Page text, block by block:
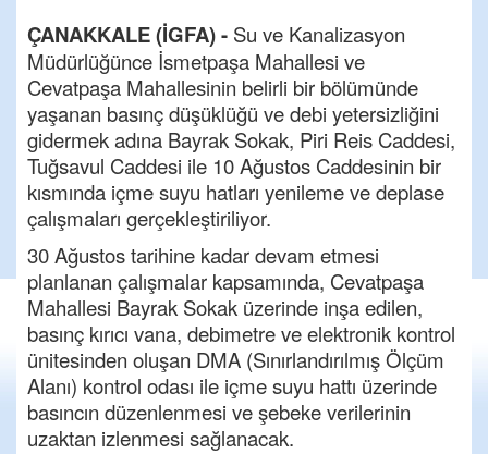
ÇANAKKALE (İGFA) - Su ve Kanalizasyon
Müdürlüğünce İsmetpaşa Mahallesi ve
Cevatpaşa Mahallesinin belirli bir bölümünde
yaşanan basınç düşüklüğü ve debi yetersizliğini
gidermek adına Bayrak Sokak, Piri Reis Caddesi,
Tuğsavul Caddesi ile 10 Ağustos Caddesinin bir
kısmında içme suyu hatları yenileme ve deplase
çalışmaları gerçekleştiriliyor.
30 Ağustos tarihine kadar devam etmesi
planlanan çalışmalar kapsamında, Cevatpaşa
Mahallesi Bayrak Sokak üzerinde inşa edilen,
basınç kırıcı vana, debimetre ve elektronik kontrol
ünitesinden oluşan DMA (Sınırlandırılmış Ölçüm
Alanı) kontrol odası ile içme suyu hattı üzerinde
basıncın düzenlenmesi ve şebeke verilerinin
uzaktan izlenmesi sağlanacak.